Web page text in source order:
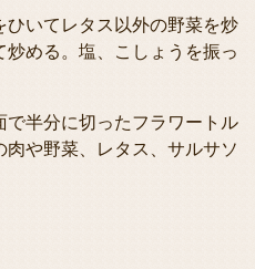
ひいてレタス以外の野菜を炒
める。塩、こしょうを振っ
で半分に切ったフラワートル
や野菜、レタス、サルサソ